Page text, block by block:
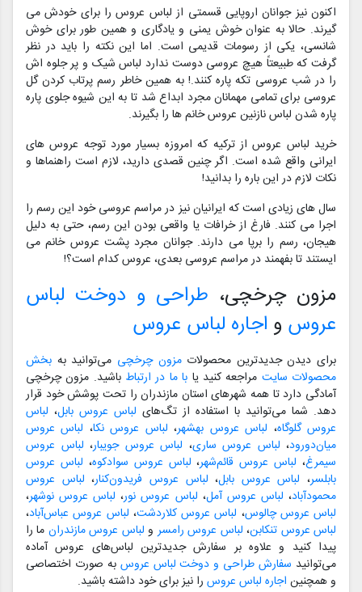
اکنون نیز جوانان اروپایی قسمتی از لباس عروس را برای خودش می
گیرند. حالا به عنوان خوش یمنی و یادگاری و همین طور برای خوش
شانسی، یکی از رسومات قدیمی است. اما این نکته را باید در نظر
گرفت که طبیعتاً هیچ عروسی دوست ندارد لباس شیک و پر جلوه اش
را در شب عروسی تکه پاره کنند.! به همین خاطر رسم پرتاب کردن گل
عروسی برای تمامی مهمانان مجرد ابداع شد تا به این شیوه جلوی پاره
پاره شدن لباس نازنین عروس خانم ها را بگیرند.
خرید لباس عروس از ترکیه که امروزه بسیار مورد توجه عروس های
ایرانی واقع شده است. اگر چنین قصدی دارید، لازم است راهنماها و
نکات لازم در این باره را بدانید!
سال های زیادی است که ایرانیان نیز در مراسم عروسی خود این رسم را
اجرا می کنند. فارغ از خرافات یا واقعی بودن این رسم، حتی به دلیل
هیجان، رسم را برپا می دارند. جوانان مجرد پشت عروس خانم می
ایستند تا بفهمند در مراسم عروسی بعدی، عروس کدام است؟!
مزون چرخچی، طراحی و دوخت لباس
عروس و اجاره لباس عروس
برای دیدن جدیدترین محصولاتمزون چرخچی می‌توانید به بخش
محصولات سایت مراجعه کنید یا با ما در ارتباط باشید. مزون چرخچی
آمادگی دارد تا همه شهرهای استان مازندران را تحت پوشش خود قرار
دهد. شما می‌توانید با استفاده از تگ‌های لباس عروس بابل، لباس
عروس گلوگاه، لباس عروس بهشهر، لباس عروس نکا، لباس عروس
میان‌دورود، لباس عروس ساری، لباس عروس جویبار، لباس عروس
سیمرغ، لباس عروس قائم‌شهر، لباس عروس سوادکوه، لباس عروس
بابلسر، لباس عروس بابل، لباس عروس فریدون‌کنار، لباس عروس
محمودآباد، لباس عروس آمل، لباس عروس نور، لباس عروس نوشهر،
لباس عروس چالوس، لباس عروس کلاردشت، لباس عروس عباس‌آباد،
لباس عروس تنکابن، لباس عروس رامسر و لباس عروس مازندران ما را
پیدا کنید و علاوه بر سفارش جدیدترین لباس‌های عروس آماده
می‌توانید سفارش طراحی و دوخت لباس عروس به صورت اختصاصی
و همچنین اجاره لباس عروس را نیز برای خود داشته باشید.